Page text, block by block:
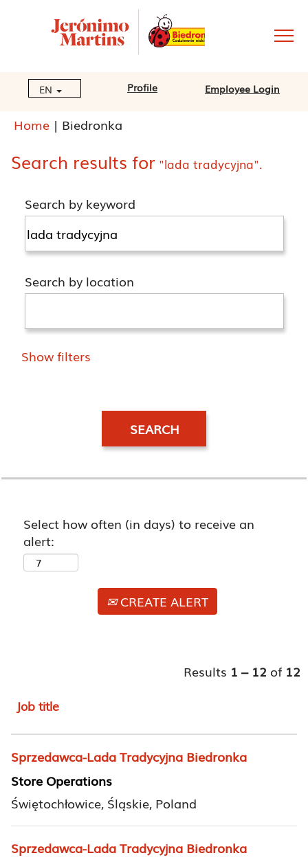
EN Profile Employee Login
Home | Biedronka
Search results for "lada tradycyjna".
Search by keyword
Search by location
Show filters
Select how often (in days) to receive an
alert:
CREATE ALERT
Results 1 – 12 of 12
Job title
Sprzedawca-Lada Tradycyjna Biedronka
Store Operations
Świętochłowice, Śląskie, Poland
Sprzedawca-Lada Tradycyjna Biedronka